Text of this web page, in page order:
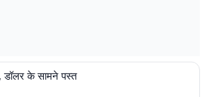
के सामने पस्त